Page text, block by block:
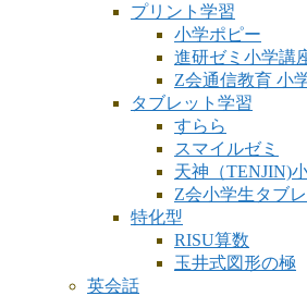
プリント学習
小学ポピー
進研ゼミ小学講
Z会通信教育 小
タブレット学習
すらら
スマイルゼミ
天神（TENJIN)
Z会小学生タブ
特化型
RISU算数
玉井式図形の極
英会話